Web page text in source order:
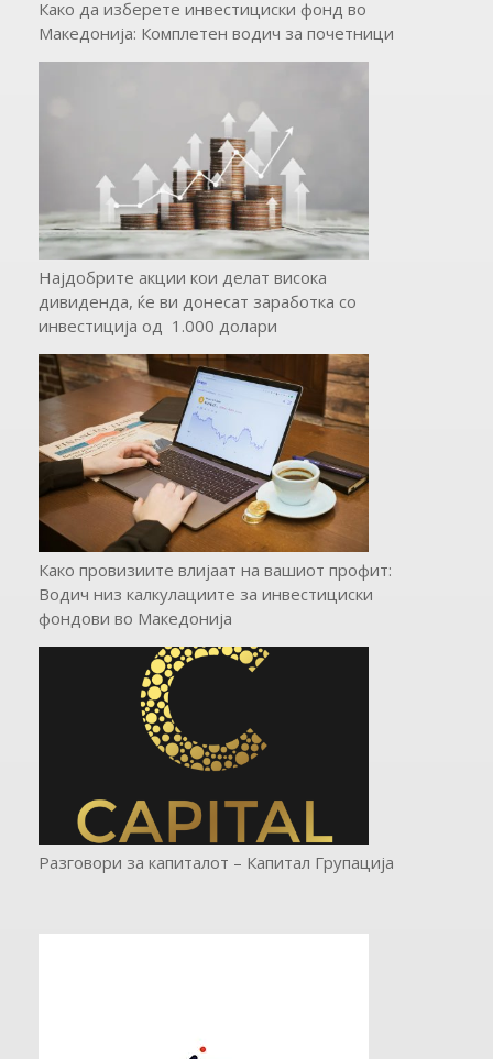
Како да изберете инвестициски фонд во
Македонија: Комплетен водич за почетници
Најдобрите акции кои делат висока
дивиденда, ќе ви донесат заработка со
инвестиција од 1.000 долари
Како провизиите влијаат на вашиот профит:
Водич низ калкулациите за инвестициски
фондови во Mакедонија
Разговори за капиталот – Капитал Групација